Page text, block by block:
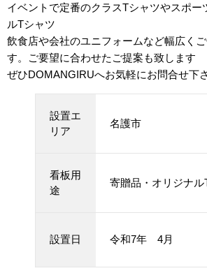
イベントで定番のクラスTシャツやスポー
ルTシャツ
飲食店や会社のユニフォームなど幅広く
す。ご要望に合わせたご提案も致します
ぜひDOMANGIRUへお気軽にお問合せ下さ
設置エ
リア
名護市
看板用
途
寄贈品・オリジナル
設置日 令和7年 4月